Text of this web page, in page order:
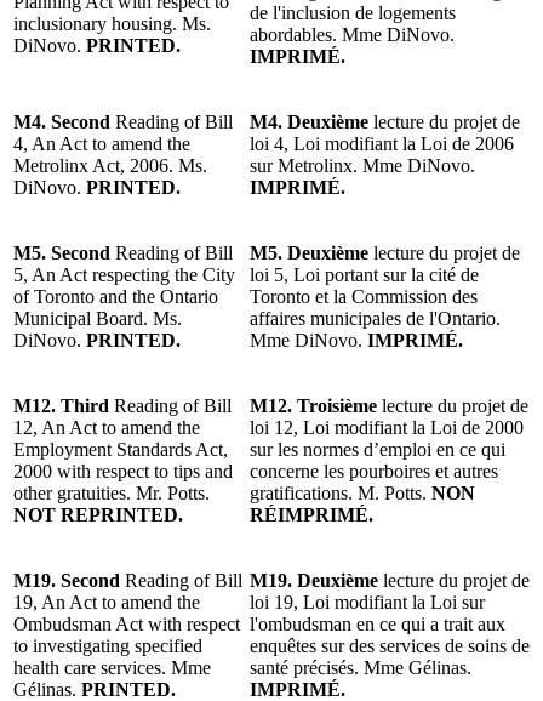
inclusionary housing. Ms.
DiNovo. PRINTED.
de l'inclusion de logements
abordables. Mme DiNovo.
IMPRIMÉ.
M4. Second Reading of Bill
4, An Act to amend the
Metrolinx Act, 2006. Ms.
DiNovo. PRINTED.
M4. Deuxième lecture du projet de
loi 4, Loi modifiant la Loi de 2006
sur Metrolinx. Mme DiNovo.
IMPRIMÉ.
M5. Second Reading of Bill
5, An Act respecting the City
of Toronto and the Ontario
Municipal Board. Ms.
DiNovo. PRINTED.
M5. Deuxième lecture du projet de
loi 5, Loi portant sur la cité de
Toronto et la Commission des
affaires municipales de l'Ontario.
Mme DiNovo. IMPRIMÉ.
M12. Third Reading of Bill
12, An Act to amend the
Employment Standards Act,
2000 with respect to tips and
other gratuities. Mr. Potts.
NOT REPRINTED.
M12. Troisième lecture du projet de
loi 12, Loi modifiant la Loi de 2000
sur les normes d’emploi en ce qui
concerne les pourboires et autres
gratifications. M. Potts. NON
RÉIMPRIMÉ.
M19. Second Reading of Bill
19, An Act to amend the
Ombudsman Act with respect
to investigating specified
health care services. Mme
Gélinas. PRINTED.
M19. Deuxième lecture du projet de
loi 19, Loi modifiant la Loi sur
l'ombudsman en ce qui a trait aux
enquêtes sur des services de soins de
santé précisés. Mme Gélinas.
IMPRIMÉ.